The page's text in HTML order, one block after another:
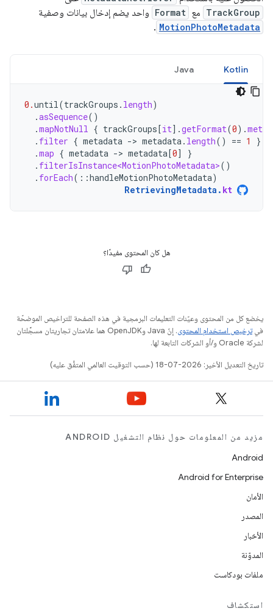
TrackGroup مع Format واحد يضم إدخال بيانات وصفية
MotionPhotoMetadata
.
Kotlin
Java
0.until(trackGroups . length)
.asSequence()
.mapNotNull { trackGroups[it] .getFormat(0).
. filter { metadata -> metadata. length() == 1
}
.map { metadata -> metadata[0]
}
. filterIsInstance<MotionPhotoMetadata>()
. forEach( ::handleMotionPhotoMetadata)
RetrievingMetadata . kt
هل كان المحتوى مفيدًا؟
يخضع كل من المحتوى وعيّنات التعليمات البرمجية في هذه الصفحة للتراخيص الموضحّة
فيترخيص استخدام المحتوى
. إنّ Java وOpenJDK هما علامتان تجاريتان مسجَّلتان
لشركة Oracle و/أو الشركات التابعة لها.
تاريخ التعديل الأخير: 2026-07-18 (حسب التوقيت العالمي المتفَّق عليه)
مزيد من المعلومات حول نظام التشغيل ANDROID
Android
Android for Enterprise
الأمان
المصدر
الأخبار
المدوّنة
ملفات بودكاست
استكشاف